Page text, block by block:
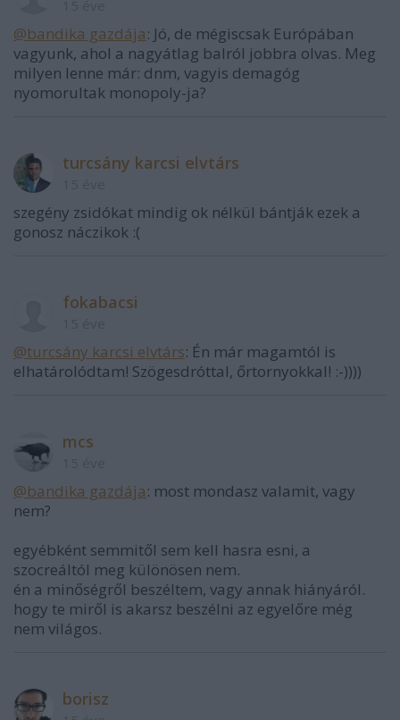
@bandika gazdája: Jó, de mégiscsak Európában
vagyunk, ahol a nagyátlag balról jobbra olvas. Meg
milyen lenne már: dnm, vagyis demagóg
nyomorultak monopoly-ja?
turcsány karcsi elvtárs
szegény zsidókat mindig ok nélkül bántják ezek a
gonosz náczikok :(
fokabacsi
@turcsány karcsi elvtárs: Én már magamtól is
elhatárolódtam! Szögesdróttal, őrtornyokkal! :-))))
mcs
@bandika gazdája: most mondasz valamit, vagy
nem?
egyébként semmitől sem kell hasra esni, a
szocreáltól meg különösen nem.
én a minőségről beszéltem, vagy annak hiányáról.
hogy te miről is akarsz beszélni az egyelőre még
nem világos.
borisz